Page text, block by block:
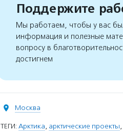
Поддержите
Мы работаем, чтобы у вас
информация и полезные
вопросу в
достигнем
Москва
ТЕГИ: Арктика, арктические проекты,